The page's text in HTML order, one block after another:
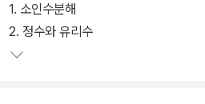
1. 소인수분해
2. 정수와 유리수